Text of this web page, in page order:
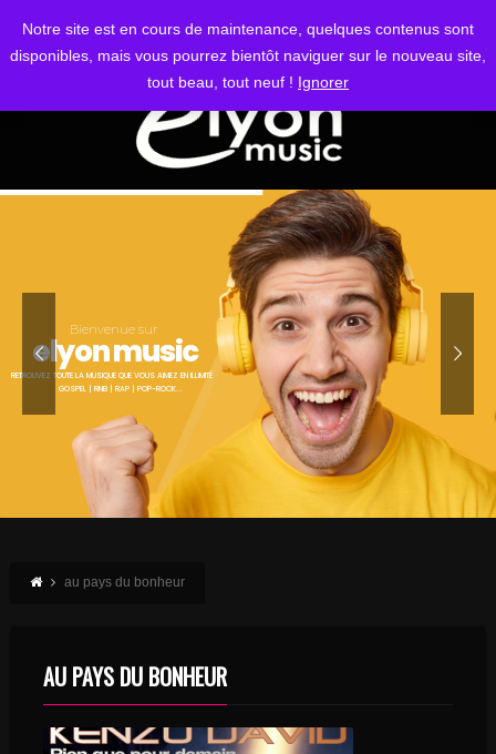
Notre site est en cours de maintenance, quelques contenus sont
disponibles, mais vous pourrez bientôt naviguer sur le nouveau site,
tout beau, tout neuf ! Ignorer
S'IDENTIFIER
Bienvenue sur
elyon music
RETROUVEZ TOUTE LA MUSIQUE QUE VOUS AIMEZ EN ILLIMITÉ
GOSPEL | RNB | RAP | POP-ROCK...
au pays du bonheur
AU PAYS DU BONHEUR